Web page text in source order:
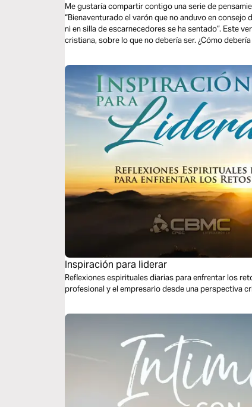
Me gustaría compartir contigo una serie de
“Bienaventurado el varón que no anduvo en
ni en silla de escarnecedores se ha sentado”. Este
cristiana, sobre lo que no debería ser. ¿Cómo
Inspiración para liderar
Reflexiones espirituales diarias para enfrentar los
profesional y el empresario desde una perspectiva